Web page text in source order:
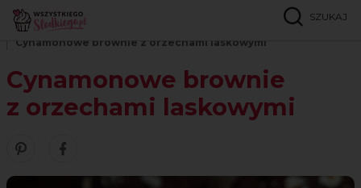
SZUKAJ
Strona główna
Cynamonowe brownie z orzechami laskowymi
Cynamonowe brownie
z orzechami laskowymi
Zobacz nasze piny w serwisie Pinterest
Udostępnij ten przepis w serwisie Facebook